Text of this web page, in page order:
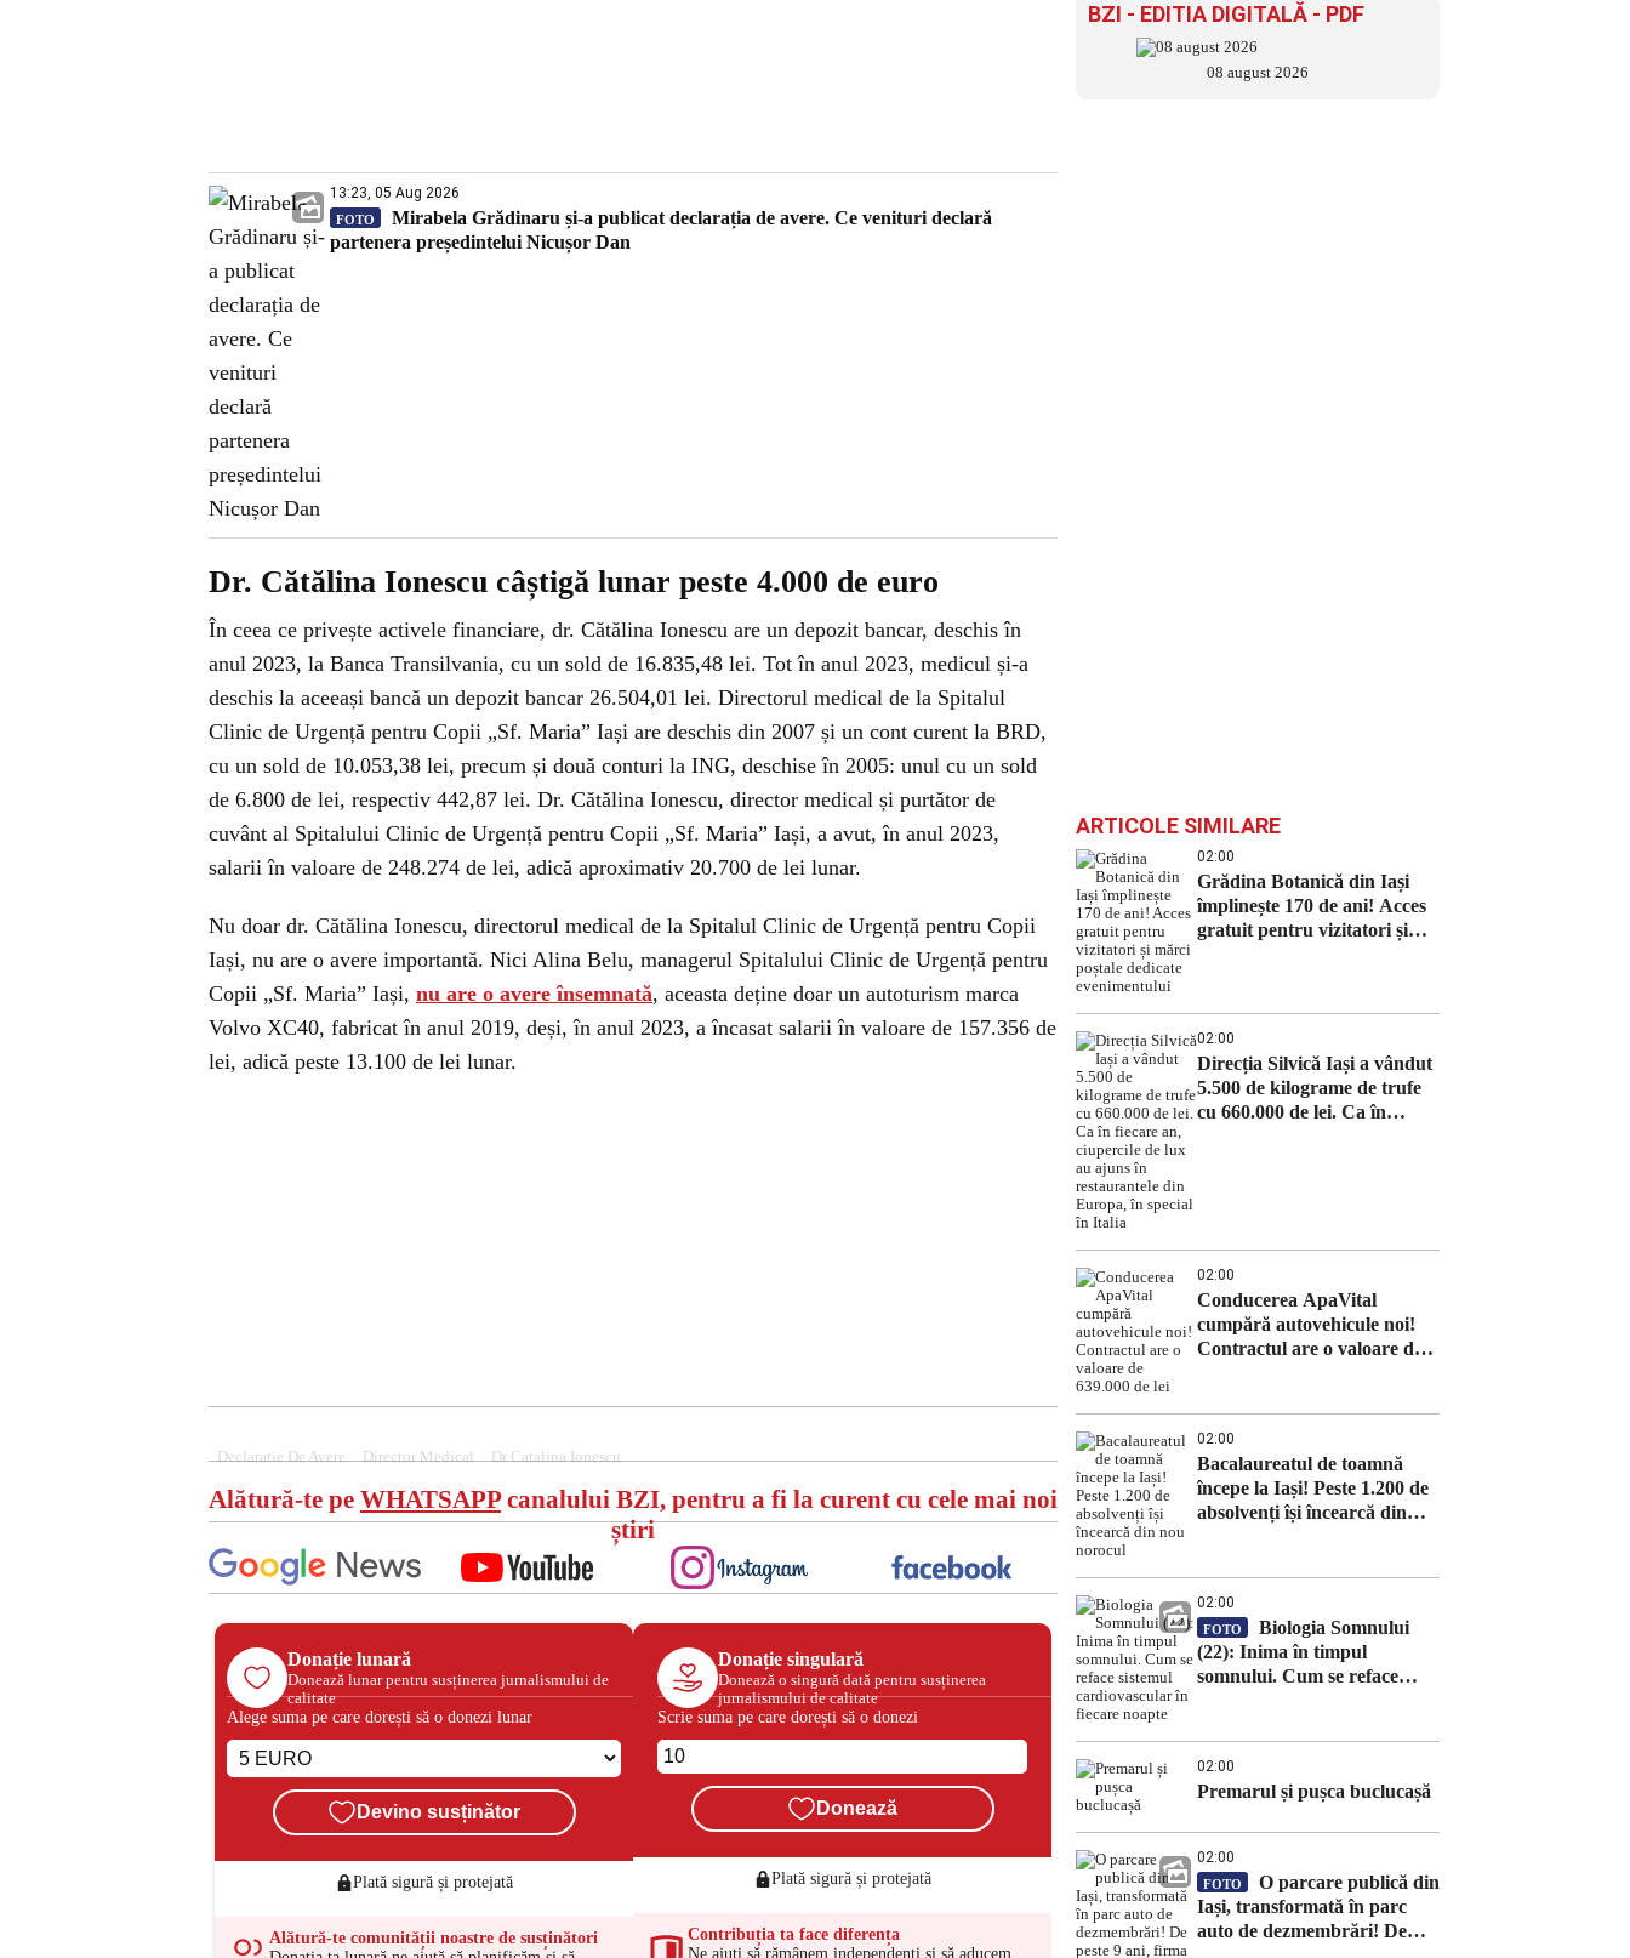
13:23, 05 Aug 2026
FOTO
Mirabela Grădinaru și-a publicat declarația de avere. Ce venituri declară
partenera președintelui Nicușor Dan
Dr. Cătălina Ionescu câștigă lunar peste 4.000 de euro
În ceea ce privește activele financiare, dr. Cătălina Ionescu are un depozit bancar, deschis în
anul 2023, la Banca Transilvania, cu un sold de 16.835,48 lei. Tot în anul 2023, medicul și-a
deschis la aceeași bancă un depozit bancar 26.504,01 lei. Directorul medical de la Spitalul
Clinic de Urgență pentru Copii „Sf. Maria” Iași are deschis din 2007 și un cont curent la BRD,
cu un sold de 10.053,38 lei, precum și două conturi la ING, deschise în 2005: unul cu un sold
de 6.800 de lei, respectiv 442,87 lei. Dr. Cătălina Ionescu, director medical și purtător de
cuvânt al Spitalului Clinic de Urgență pentru Copii „Sf. Maria” Iași, a avut, în anul 2023,
salarii în valoare de 248.274 de lei, adică aproximativ 20.700 de lei lunar.
Nu doar dr. Cătălina Ionescu, directorul medical de la Spitalul Clinic de Urgență pentru Copii
Iași, nu are o avere importantă. Nici Alina Belu, managerul Spitalului Clinic de Urgență pentru
Copii „Sf. Maria” Iași, nu are o avere însemnată, aceasta deține doar un autoturism marca
Volvo XC40, fabricat în anul 2019, deși, în anul 2023, a încasat salarii în valoare de 157.356 de
lei, adică peste 13.100 de lei lunar.
Declaratie De Avere Director Medical Dr Catalina Ionescu
Alătură-te pe WHATSAPPcanalului BZI, pentru a fi la curent cu cele mai noi
știri
Donație lunară
Donează lunar pentru susținerea jurnalismului de
calitate
Alege suma pe care dorești să o donezi lunar
Devino susținător
Plată sigură și protejată
Alătură-te comunității noastre de susținători
Donație singulară
Donează o singură dată pentru susținerea
jurnalismului de calitate
Scrie suma pe care dorești să o donezi
Donează
Plată sigură și protejată
Contribuția ta face diferența
Ne ajuți să rămânem independenți și să aducem
BZI - EDITIA DIGITALĂ - PDF
08 august 2026
ARTICOLE SIMILARE
02:00
Grădina Botanică din Iași
împlinește 170 de ani! Acces
gratuit pentru vizitatori și
02:00
Direcția Silvică Iași a vândut
5.500 de kilograme de trufe
cu 660.000 de lei. Ca în
02:00
Conducerea ApaVital
cumpără autovehicule noi!
Contractul are o valoare de
02:00
Bacalaureatul de toamnă
începe la Iași! Peste 1.200 de
absolvenți își încearcă din
02:00
FOTO
Biologia Somnului
(22): Inima în timpul
somnului. Cum se reface
02:00
Premarul și pușca buclucașă
02:00
FOTO
O parcare publică din
Iași, transformată în parc
auto de dezmembrări! De